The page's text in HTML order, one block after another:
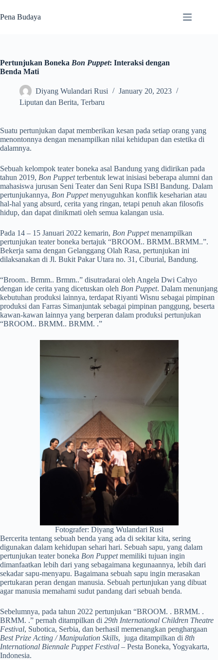
to
content
Pena Budaya
Pertunjukan Boneka Bon Puppet: Interaksi dengan
Benda Mati
Diyang Wulandari Rusi
January 20, 2023
Liputan dan Berita, Terbaru
Suatu pertunjukan dapat memberikan kesan pada setiap orang yang
menontonnya dengan menampilkan nilai kehidupan dan estetika di
dalamnya.
Sebuah kelompok teater boneka asal Bandung yang didirikan pada
tahun 2019, Bon Puppetterbentuk lewat inisiasi beberapa alumni dan
mahasiswa jurusan Seni Teater dan Seni Rupa ISBI Bandung. Dalam
pertunjukannya, Bon Puppetmenyuguhkan konflik keseharian atau
hal-hal yang absurd, cerita yang ringan, tetapi penuh akan filosofis
hidup, dan dapat dinikmati oleh semua kalangan usia.
Pada 14 – 15 Januari 2022 kemarin, Bon Puppetmenampilkan
pertunjukan teater boneka bertajuk “BROOM.. BRMM..BRMM..”.
Bekerja sama dengan Gelanggang Olah Rasa, pertunjukan ini
dilaksanakan di Jl. Bukit Pakar Utara no. 31, Ciburial, Bandung.
“Broom.. Brmm.. Brmm..” disutradarai oleh Angela Dwi Cahyo
dengan ide cerita yang dicetuskan oleh Bon Puppet. Dalam menunjang
kebutuhan produksi lainnya, terdapat Riyanti Wisnu sebagai pimpinan
produksi dan Farras Simanjuntak sebagai pimpinan panggung, beserta
kawan-kawan lainnya yang berperan dalam produksi pertunjukan
“BROOM.. BRMM.. BRMM. .”
Fotografer: Diyang Wulandari Rusi
Bercerita tentang sebuah benda yang ada di sekitar kita, sering
digunakan dalam kehidupan sehari hari. Sebuah sapu, yang dalam
pertunjukan teater boneka Bon Puppetmemiliki tujuan ingin
dimanfaatkan lebih dari yang sebagaimana kegunaannya, lebih dari
sekadar sapu-menyapu. Bagaimana sebuah sapu ingin merasakan
pertukaran peran dengan manusia. Sebuah pertunjukan yang dibuat
agar manusia memahami sudut pandang dari sebuah benda.
Sebelumnya, pada tahun 2022 pertunjukan “BROOM. . BRMM. .
BRMM. .” pernah ditampilkan di 29th International Children Theatre
Festival, Subotica, Serbia, dan berhasil memenangkan penghargaan
Best Prize Acting / Manipulation Skills, juga ditampilkan di 8th
International Biennale Puppet Festival – Pesta Boneka, Yogyakarta,
Indonesia.